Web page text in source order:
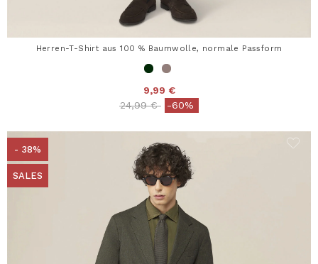
Herren-T-Shirt aus 100 % Baumwolle, normale Passform
9,99 €
Price reduced from
24,99 €to-60%
- 38%
SALES